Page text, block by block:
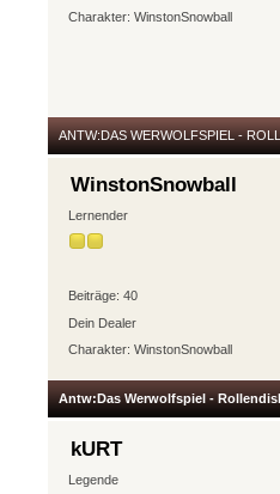
Charakter: WinstonSnowball
ANTW:DAS WERWOLFSPIEL -
WinstonSnowball
Lernender
Beiträge: 40
Dein Dealer
Charakter: WinstonSnowball
Antw:Das Werwolfspiel -
kURT
Legende